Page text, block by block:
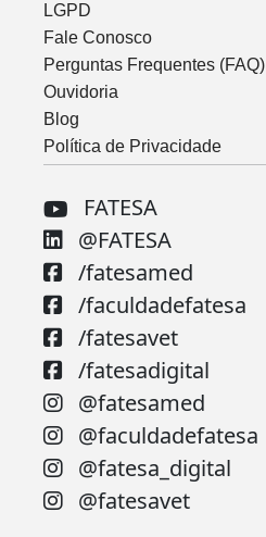
LGPD
Fale Conosco
Perguntas Frequentes (FAQ)
Ouvidoria
Blog
Política de Privacidade
FATESA
@FATESA
/fatesamed
/faculdadefatesa
/fatesavet
/fatesadigital
@fatesamed
@faculdadefatesa
@fatesa_digital
@fatesavet